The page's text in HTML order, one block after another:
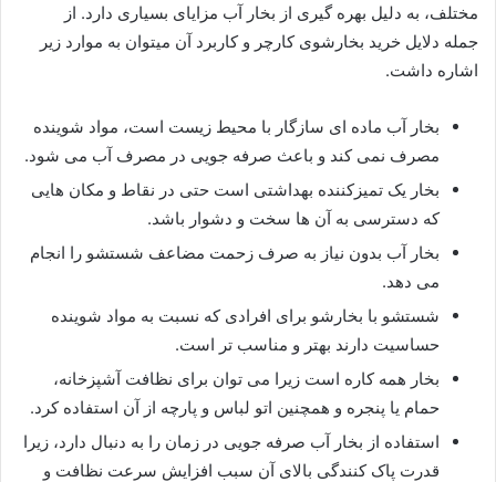
مختلف، به دلیل بهره گیری از بخار آب مزایای بسیاری دارد. از
جمله دلایل خرید بخارشوی کارچر و کاربرد آن میتوان به موارد زیر
اشاره داشت.
بخار آب ماده ای سازگار با محیط زیست است، مواد شوینده
مصرف نمی کند و باعث صرفه جویی در مصرف آب می شود.
بخار یک تمیزکننده بهداشتی است حتی در نقاط و مکان هایی
که دسترسی به آن ها سخت و دشوار باشد.
بخار آب بدون نیاز به صرف زحمت مضاعف شستشو را انجام
می دهد.
شستشو با بخارشو برای افرادی که نسبت به مواد شوینده
حساسیت دارند بهتر و مناسب تر است.
بخار همه کاره است زیرا می توان برای نظافت آشپزخانه،
حمام یا پنجره و همچنین اتو لباس و پارچه از آن استفاده کرد.
استفاده از بخار آب صرفه جویی در زمان را به دنبال دارد، زیرا
قدرت پاک کنندگی بالای آن سبب افزایش سرعت نظافت و